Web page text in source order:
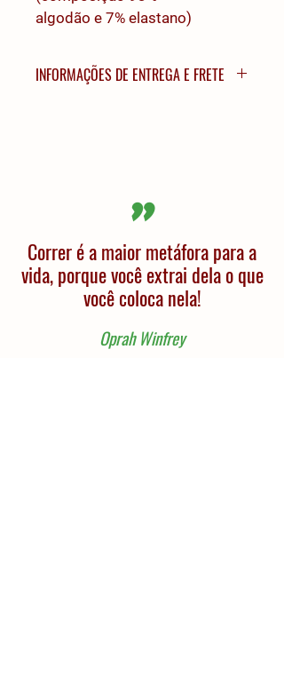
algodão e 7% elastano)
INFORMAÇÕES DE ENTREGA E FRETE
ser consultadas através do nosso
WhatsApp oficial da Sunset.
"
Correr é a maior metáfora para a
vida, porque você extrai dela o que
você coloca nela!
Oprah Winfrey